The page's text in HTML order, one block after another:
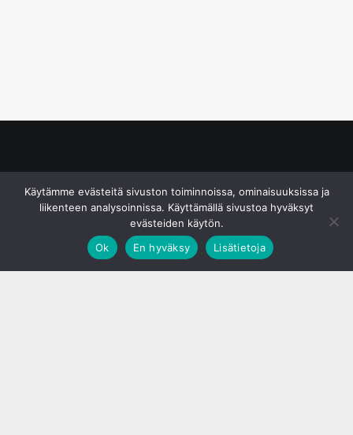
Käytämme evästeitä sivuston toiminnoissa, ominaisuuksissa ja
liikenteen analysoinnissa. Käyttämällä sivustoa hyväksyt
evästeiden käytön.
Ok
En hyväksy Lisätietoja